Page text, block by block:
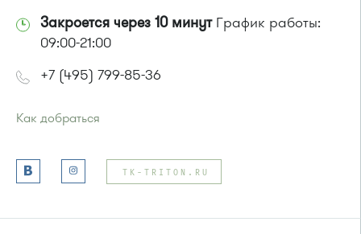
Закроется через 10 минутГрафик работы:
09:00-21:00
+7 (495) 799-85-36
Как добраться
Автобусы № 357, 374, 495, 497.
Маршрутка № 495, 497
Автобусы № 319, 357, 374, 495, 497.
TK-TRITON.RU